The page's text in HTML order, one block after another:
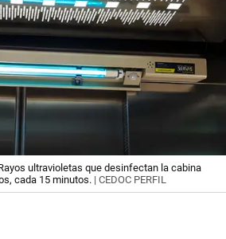
Rayos ultravioletas que desinfectan la cabina
cada 15 minutos. | CEDOC PERFIL